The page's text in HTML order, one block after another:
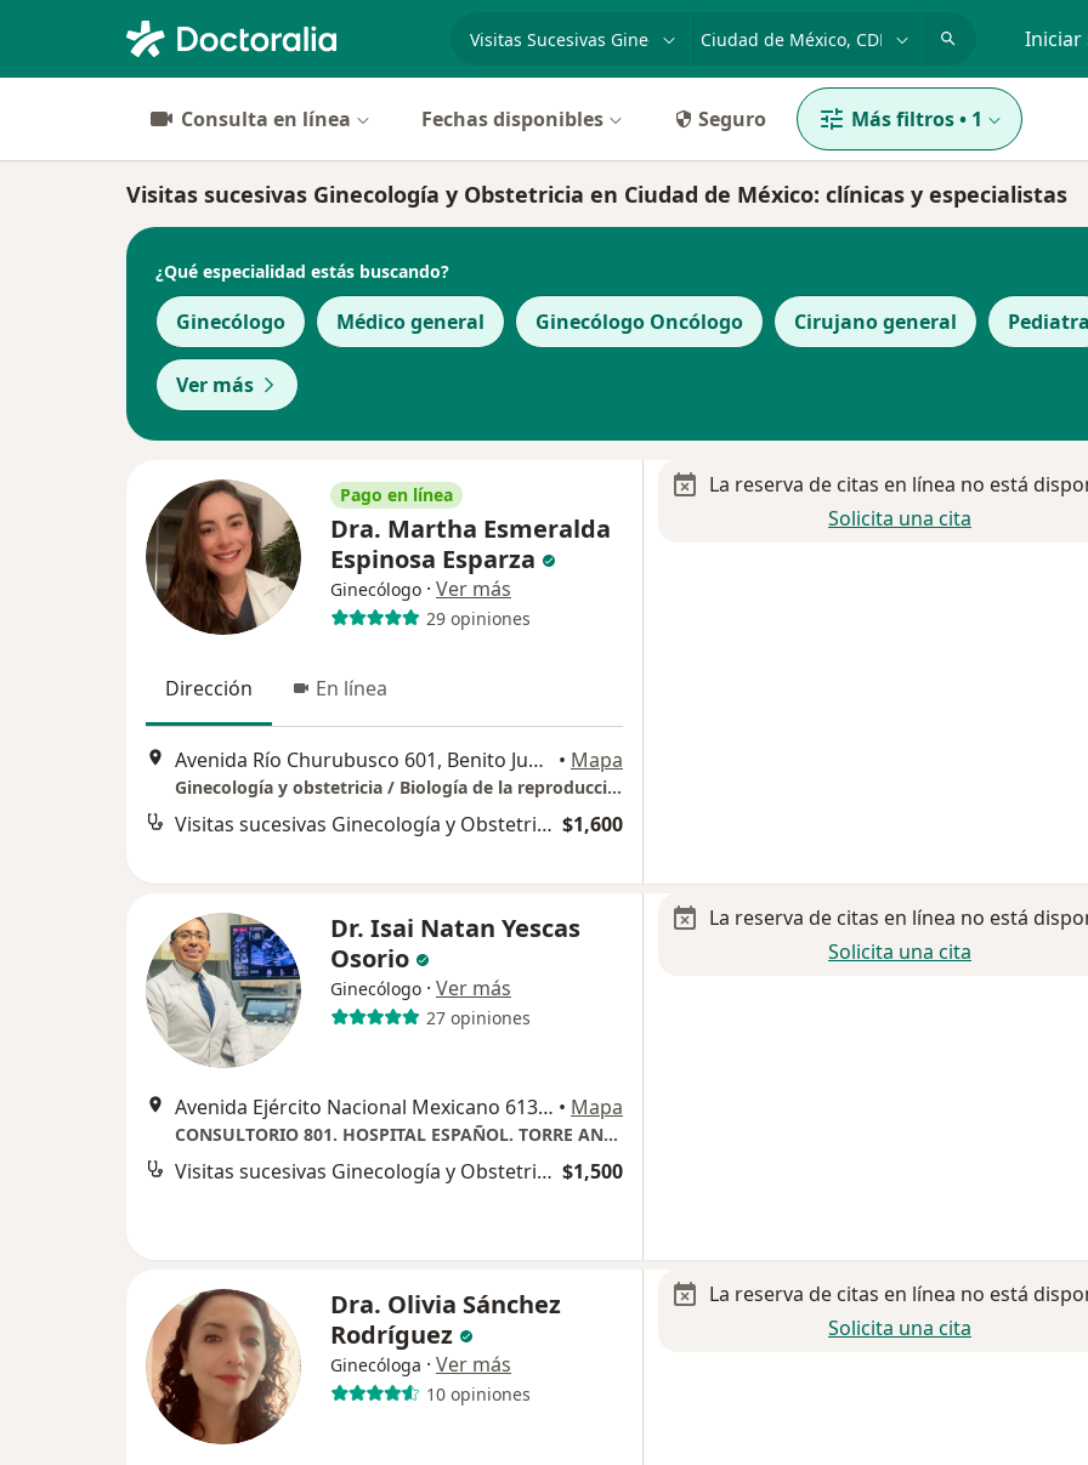
p. ej. Guadalajara Iniciar
Consulta en línea Fechas disponibles Seguro Más filtros• 1
Visitas sucesivas Ginecología y Obstetricia en Ciudad de México: clínicas y especialistas
¿Qué especialidad estás buscando?
Ginecólogo Médico general Ginecólogo Oncólogo Cirujano general Pediatra
Ver más
Pago en línea
Dra. Martha Esmeralda
Espinosa Esparza
Ginecólogo · Ver más
29 opiniones
Dirección En línea
Avenida Río Churubusco 601, Benito Juárez • Mapa
Ginecología y obstetricia / Biología de la reproducción humana
Visitas sucesivas Ginecología y Obstetricia $1,600
La reserva de citas en línea no está
Solicita una cita
Dr. Isai Natan Yescas
Osorio
Ginecólogo · Ver más
27 opiniones
Avenida Ejército Nacional Mexicano 613, Ciudad de México • Mapa
CONSULTORIO 801. HOSPITAL ESPAÑOL. TORRE ANTONINO FERNANDEZ
Visitas sucesivas Ginecología y Obstetricia $1,500
La reserva de citas en línea no está
Solicita una cita
Dra. Olivia Sánchez
Rodríguez
Ginecóloga · Ver más
10 opiniones
La reserva de citas en línea no está
Solicita una cita